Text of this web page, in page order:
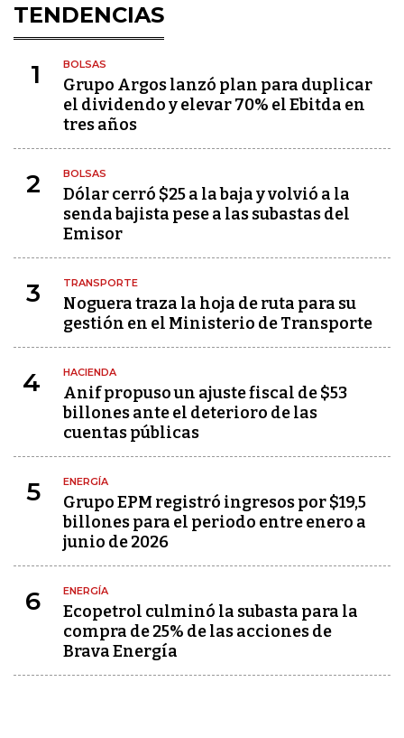
TENDENCIAS
1 BOLSAS
Grupo Argos lanzó plan para duplicar
el dividendo y elevar 70% el Ebitda en
tres años
2 BOLSAS
Dólar cerró $25 a la baja y volvió a la
senda bajista pese a las subastas del
Emisor
3 TRANSPORTE
Noguera traza la hoja de ruta para su
gestión en el Ministerio de Transporte
4 HACIENDA
Anif propuso un ajuste fiscal de $53
billones ante el deterioro de las
cuentas públicas
5 ENERGÍA
Grupo EPM registró ingresos por $19,5
billones para el periodo entre enero a
junio de 2026
6 ENERGÍA
Ecopetrol culminó la subasta para la
compra de 25% de las acciones de
Brava Energía